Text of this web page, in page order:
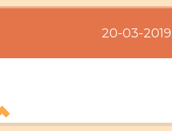
20-03-2019